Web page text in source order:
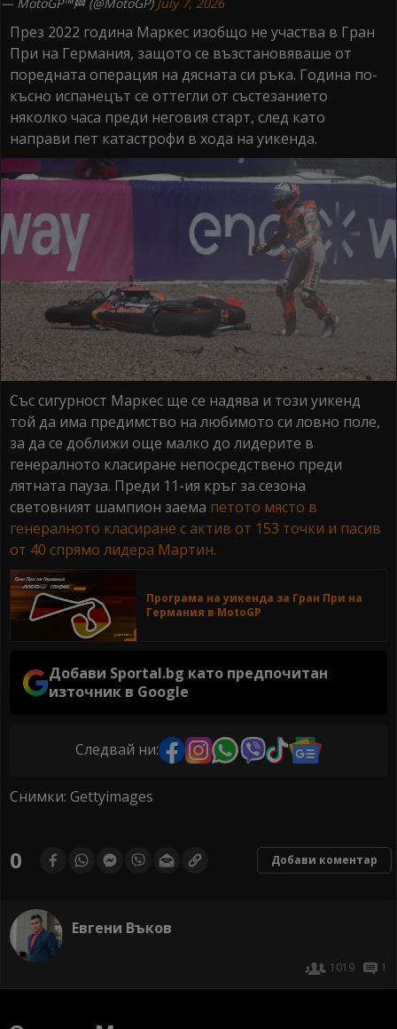
През 2022 година Маркес изобщо не участва в Гран
При на Германия, защото се възстановяваше от
поредната операция на дясната си ръка. Година по-
късно испанецът се оттегли от състезанието
няколко часа преди неговия старт, след като
направи пет катастрофи в хода на уикенда.
Със сигурност Маркес ще се надява и този уикенд
той да има предимство на любимото си ловно поле,
за да се доближи още малко до лидерите в
генералното класиране непосредствено преди
лятната пауза. Преди 11-ия кръг за сезона
световният шампион заема петото място в
генералното класиране с актив от 153 точки и пасив
от 40 спрямо лидера Мартин.
Програма на уикенда за Гран При на
Германия в MotoGP
Добави Sportal.bg като предпочитан
източник в Google
Следвай ни:
Снимки: Gettyimages
0 Добави коментар
Евгени Въков
1019 1